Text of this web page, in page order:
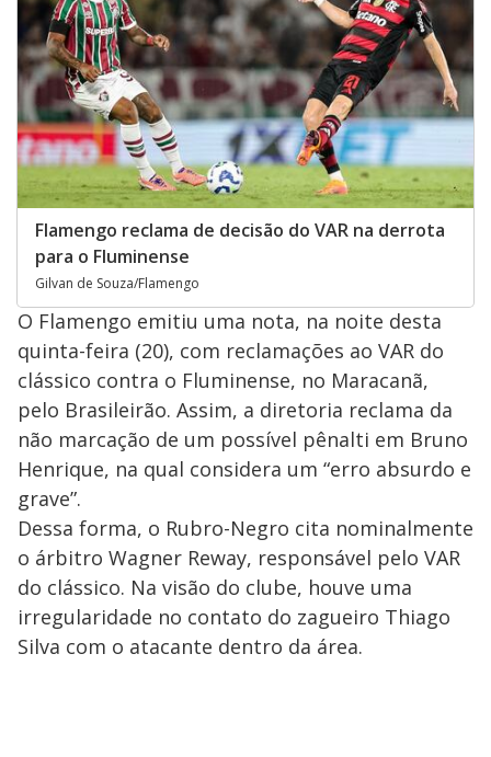
Flamengo reclama de decisão do VAR na derrota
para o Fluminense
Gilvan de Souza/Flamengo
O Flamengo emitiu uma nota, na noite desta
quinta-feira (20), com reclamações ao VAR do
clássico contra o Fluminense, no Maracanã,
pelo Brasileirão. Assim, a diretoria reclama da
não marcação de um possível pênalti em Bruno
Henrique, na qual considera um “erro absurdo e
grave”.
Dessa forma, o Rubro-Negro cita nominalmente
o árbitro Wagner Reway, responsável pelo VAR
do clássico. Na visão do clube, houve uma
irregularidade no contato do zagueiro Thiago
Silva com o atacante dentro da área.